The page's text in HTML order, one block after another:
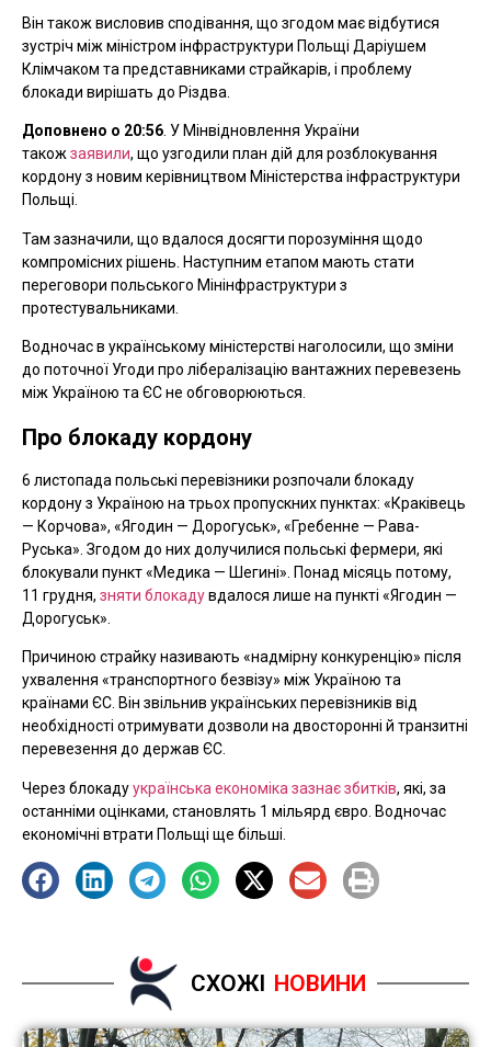
Він також висловив сподівання, що згодом має відбутися
зустріч між міністром інфраструктури Польщі Даріушем
Клімчаком та представниками страйкарів, і проблему
блокади вирішать до Різдва.
Доповнено о 20:56. У Мінвідновлення України
такожзаявили, що узгодили план дій для розблокування
кордону з новим керівництвом Міністерства інфраструктури
Польщі.
Там зазначили, що вдалося досягти порозуміння щодо
компромісних рішень. Наступним етапом мають стати
переговори польського Мінінфраструктури з
протестувальниками.
Водночас в українському міністерстві наголосили, що зміни
до поточної Угоди про лібералізацію вантажних перевезень
між Україною та ЄС не обговорюються.
Про блокаду кордону
6 листопада польські перевізники розпочали блокаду
кордону з Україною на трьох пропускних пунктах: «Краківець
— Корчова», «Ягодин — Дорогуськ», «Гребенне — Рава-
Руська». Згодом до них долучилися польські фермери, які
блокували пункт «Медика — Шегині». Понад місяць потому,
11 грудня, зняти блокадувдалося лише на пункті «Ягодин —
Дорогуськ».
Причиною страйку називають «надмірну конкуренцію» після
ухвалення «транспортного безвізу» між Україною та
країнами ЄС. Він звільнив українських перевізників від
необхідності отримувати дозволи на двосторонні й транзитні
перевезення до держав ЄС.
Через блокадуукраїнська економіка зазнає збитків, які, за
останніми оцінками, становлять 1 мільярд євро. Водночас
економічні втрати Польщі ще більші.
СХОЖІ НОВИНИ